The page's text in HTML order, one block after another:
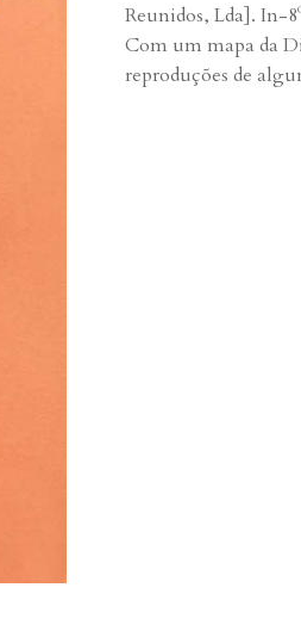
Reunidos, Lda]. In-
Com um mapa da
reproduções de